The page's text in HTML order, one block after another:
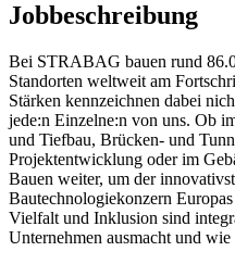
Jobbeschreibung
Bei STRABAG bauen rund
Standorten weltweit am
Stärken kennzeichnen dabei
jede:n Einzelne:n von uns. Ob
und Tiefbau, Brücken- und
Projektentwicklung oder im
Bauen weiter, um der
Bautechnologiekonzern
Vielfalt und Inklusion sind
Unternehmen ausmacht und